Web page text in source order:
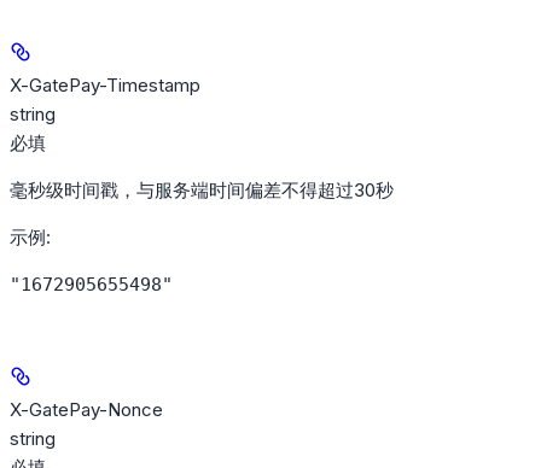
X-GatePay-Timestamp
string
必填
毫秒级时间戳，与服务端时间偏差不得超过30秒
示例:
"1672905655498"
X-GatePay-Nonce
string